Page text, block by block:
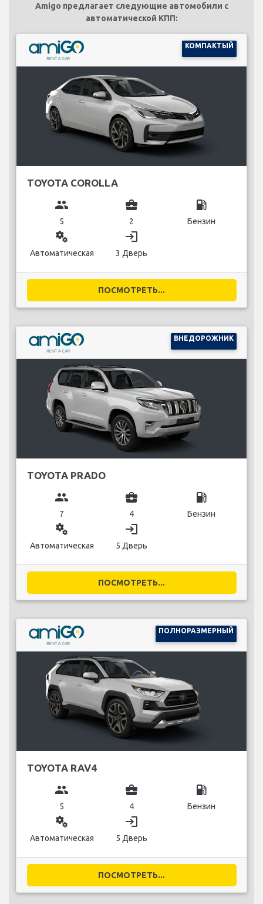
Amigo предлагает следующие автомобили с
автоматической КПП:
КОМПАКТЫЙ
TOYOTA COROLLA
group
5
business_center
2
local_gas_station
Бензин
miscellaneous_services
Автоматическая
login
3 Дверь
ПОСМОТРЕТЬ...
ВНЕДОРОЖНИК
TOYOTA PRADO
group
7
business_center
4
local_gas_station
Бензин
miscellaneous_services
Автоматическая
login
5 Дверь
ПОСМОТРЕТЬ...
ПОЛНОРАЗМЕРНЫЙ
TOYOTA RAV4
group
5
business_center
4
local_gas_station
Бензин
miscellaneous_services
Автоматическая
login
5 Дверь
ПОСМОТРЕТЬ...